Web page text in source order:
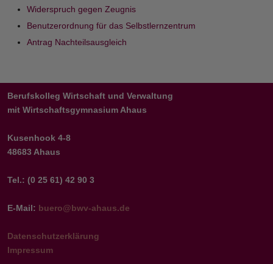
Widerspruch gegen Zeugnis
Benutzerordnung für das Selbstlernzentrum
Antrag Nachteilsausgleich
Berufskolleg Wirtschaft und Verwaltung
mit Wirtschaftsgymnasium Ahaus
Kusenhook 4-8
48683 Ahaus
Tel.: (0 25 61) 42 90 3
E-Mail: buero@bwv-ahaus.de
Datenschutzerklärung
Impressum